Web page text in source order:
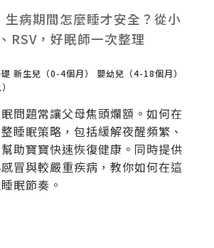
生病期間怎麼睡才安全？從小
RSV，好眠師一次整理
新生兒（0-4個月）
嬰幼兒（4-18個月）
問題常讓父母焦頭爛額。如何在
睡眠策略，包括緩解夜醒頻繁、
助寶寶快速恢復健康。同時提供
冒與較嚴重疾病，教你如何在這
眠節奏。